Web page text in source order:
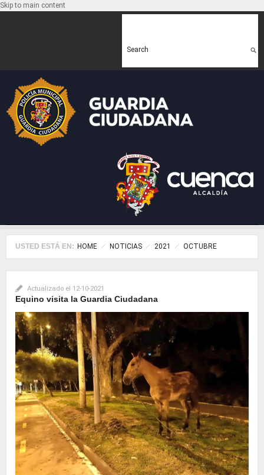
Skip to main content
Search
USTED ESTÁ EN: HOME NOTICIAS 2021 OCTUBRE
Actualizado el 12-10-2021
Equino visita la Guardia Ciudadana